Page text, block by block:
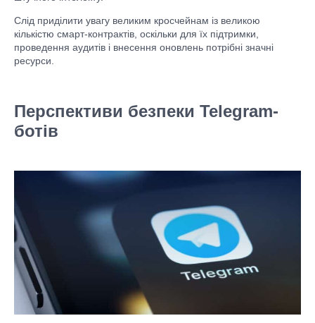
Слід приділити увагу великим кросчейнам із великою
кількістю смарт-контрактів, оскільки для їх підтримки,
проведення аудитів і внесення оновлень потрібні значні
ресурси.
Перспективи безпеки Telegram-
ботів